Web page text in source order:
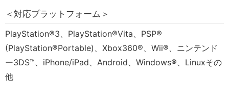
＜対応プラットフォーム＞
PlayStation®3、PlayStation®Vita、PSP®
(PlayStation®Portable)、Xbox360®、Wii®、ニンテンド
ー3DS™、iPhone/iPad、Android、Windows®、Linuxその
他